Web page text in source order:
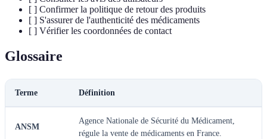
[ ] Confirmer la politique de retour des produits
[ ] S'assurer de l'authenticité des médicaments
[ ] Vérifier les coordonnées de contact
Glossaire
Terme Définition
ANSM
Agence Nationale de Sécurité du Médicament,
régule la vente de médicaments en France.